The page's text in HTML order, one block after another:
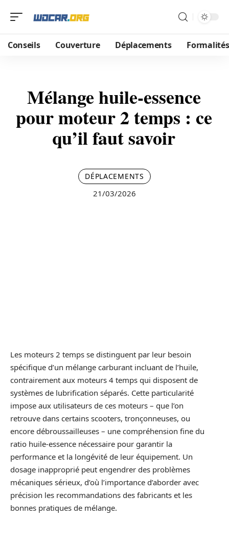
Conseils Couverture Déplacements Formalités
Mélange huile-essence
pour moteur 2 temps : ce
qu’il faut savoir
DÉPLACEMENTS
21/03/2026
Les moteurs 2 temps se distinguent par leur besoin
spécifique d’un mélange carburant incluant de l’huile,
contrairement aux moteurs 4 temps qui disposent de
systèmes de lubrification séparés. Cette particularité
impose aux utilisateurs de ces moteurs – que l’on
retrouve dans certains scooters, tronçonneuses, ou
encore débroussailleuses – une compréhension fine du
ratio huile-essence nécessaire pour garantir la
performance et la longévité de leur équipement. Un
dosage inapproprié peut engendrer des problèmes
mécaniques sérieux, d’où l’importance d’aborder avec
précision les recommandations des fabricants et les
bonnes pratiques de mélange.